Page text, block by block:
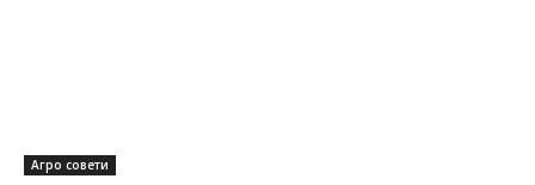
Агро совети